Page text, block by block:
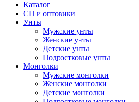
Каталог
СП и оптовики
Унты
Мужские унты
Женские унты
Детские унты
Подростковые унты
Монголки
Мужские монголки
Женские монголки
Детские монголки